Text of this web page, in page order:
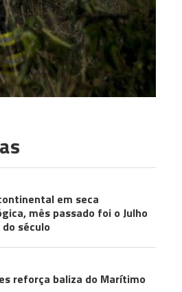
em seca
mês passado foi o Julho
século
reforça baliza do Marítimo